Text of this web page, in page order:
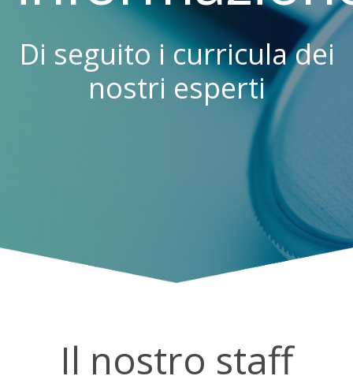
Di seguito i curricula dei
nostri esperti
Il nostro staff